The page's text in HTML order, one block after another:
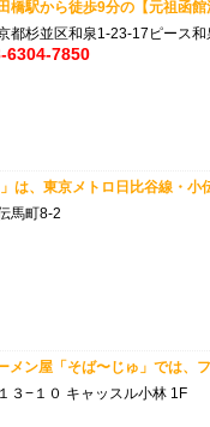
橋駅から徒歩9分の【元祖函
都杉並区和泉1-23-17ピース和
6304-7850
は、東京メトロ日比谷線・小
馬町8-2
メン屋「そば〜じゅ」では、
３−１０ キャッスル小林 1F